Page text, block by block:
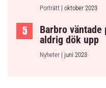
Porträtt | oktober 2023
Barbro väntade
aldrig dök upp
Nyheter | juni 2023